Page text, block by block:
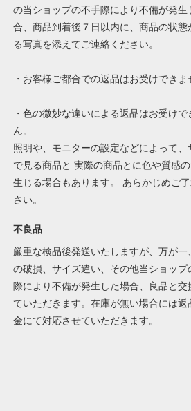
の当ショップの不手際により不備が発生
合、商品到着後７日以内に、商品の状態
る写真を添えてご連絡ください。
・お客様ご都合での返品はお受けできま
・色の微妙な違いによる返品はお受けで
ん。
照明や、モニターの設定などによって、
で見る商品と 実際の商品とに色や質感
生じる場合もあります。 あらかじめご
さい。
不良品
厳重な検品後発送いたしますが、万が一
の破損、サイズ違い、その他当ショップ
際により不備が発生した場合、良品と交
ていただきます。在庫が無い場合には返
金にて対応させていただきます。